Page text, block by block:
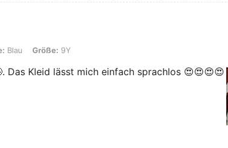
Größe: 9Y
Blau Größe: 9Y
Das Kleid lässt mich einfach sprachlos 😍😍😍😍